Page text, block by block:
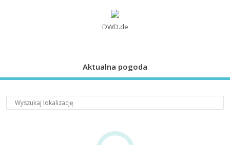
DWD.de
Aktualna pogoda